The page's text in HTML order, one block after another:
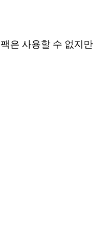
은 사용할 수 없지만